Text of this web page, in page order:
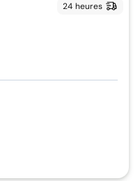
24 heures